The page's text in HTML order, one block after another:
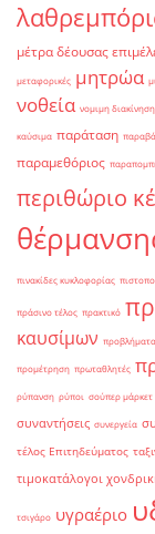
μέτρα δέουσας
μεταφορικές μητρώα
νοθεία νομιμη διακίνηση
καύσιμα παράταση
παραμεθόριος
περιθώριο
πινακίδες κυκλοφορίας
πράσινο τέλος πρακτικό
καυσίμων προβλήματα
προμέτρηση πρωταθλητές
ρύπανση ρύποι σούπερ μάρκετ
συναντήσεις συνεργεία
τέλος Επιτηδεύματος
τιμοκατάλογοι
τσιγάρο υγραέριο